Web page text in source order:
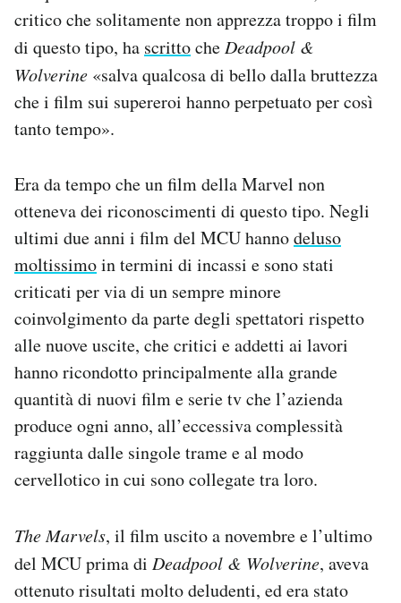
critico che solitamente non apprezza troppo i film
di questo tipo, ha scrittoche Deadpool &
Wolverine «salva qualcosa di bello dalla bruttezza
che i film sui supereroi hanno perpetuato per così
tanto tempo».
Era da tempo che un film della Marvel non
otteneva dei riconoscimenti di questo tipo. Negli
ultimi due anni i film del MCU hannodeluso
moltissimoin termini di incassi e sono stati
criticati per via di un sempre minore
coinvolgimento da parte degli spettatori rispetto
alle nuove uscite, che critici e addetti ai lavori
hanno ricondotto principalmente alla grande
quantità di nuovi film e serie tv che l’azienda
produce ogni anno, all’eccessiva complessità
raggiunta dalle singole trame e al modo
cervellotico in cui sono collegate tra loro.
The Marvels, il film uscito a novembre e l’ultimo
del MCU prima di Deadpool & Wolverine, aveva
ottenuto risultati molto deludenti, ed era stato